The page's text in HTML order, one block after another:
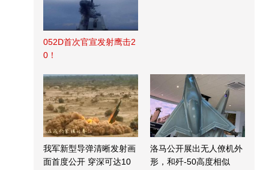
052D首次官宣发射鹰击2
0！
我军新型导弹清晰发射画
面首度公开 穿深可达10
洛马公开展出无人僚机外
形，和歼-50高度相似